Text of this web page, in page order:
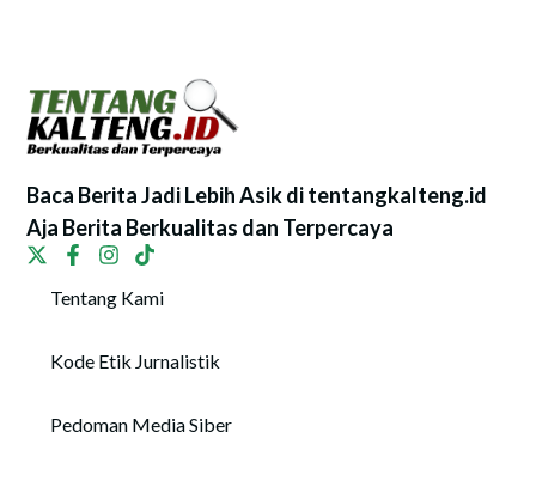
Baca Berita Jadi Lebih Asik di tentangkalteng.id
Aja Berita Berkualitas dan Terpercaya
Tentang Kami
Kode Etik Jurnalistik
Pedoman Media Siber